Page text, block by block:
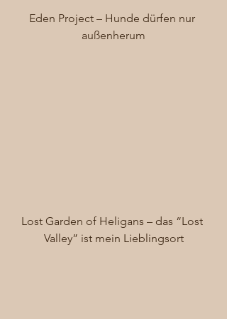
Eden Project – Hunde dürfen nur
außenherum
Lost Garden of Heligans – das “Lost
Valley” ist mein Lieblingsort